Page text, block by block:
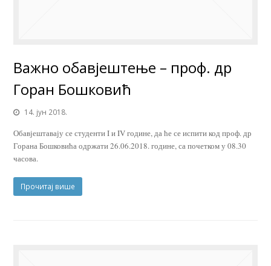
Важно обавјештење – проф. др
Горан Бошковић
14. јун 2018.
Обавјештавају се студенти I и IV године, да ће се испити код проф. др
Горана Бошковића одржати 26.06.2018. године, са почетком у 08.30
часова.
Прочитај више